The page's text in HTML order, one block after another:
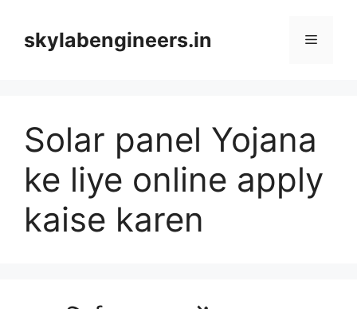
contentskylabengineers.in Menu
Solar panel Yojana
ke liye online apply
kaise karen